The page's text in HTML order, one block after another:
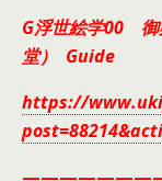
G浮世絵学00
堂） Guide
https://